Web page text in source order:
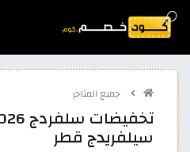
جميع المتاجر
سيلفريدج قطر